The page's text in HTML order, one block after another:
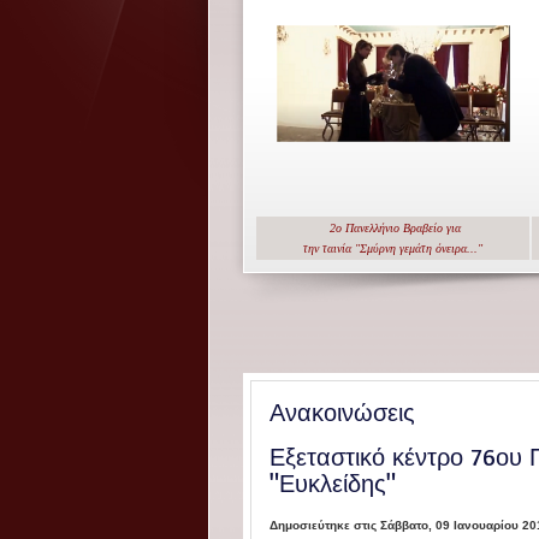
2ο Πανελλήνιο Βραβείο για
την ταινία "Σμύρνη γεμάτη όνειρα..."
Ανακοινώσεις
Εξεταστικό κέντρο
"Ευκλείδης"
Δημοσιεύτηκε στις Σάββατο, 09 Ιανουαρίου